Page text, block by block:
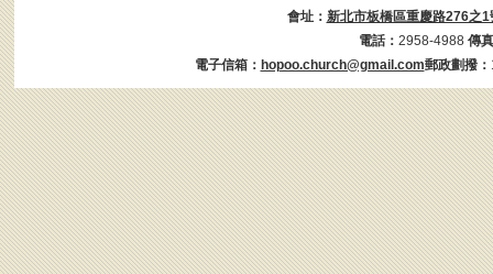
會址： 新北市板橋區重慶路276之1
電話： 2958-4988 傳
電子信箱： hopoo.church@gmail.com郵政劃撥：